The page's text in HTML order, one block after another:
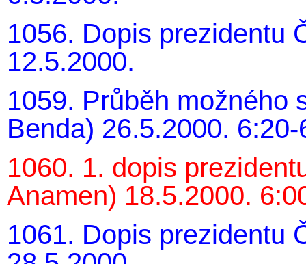
1056. Dopis prezidentu
12.5.2000.
1059. Průběh možného
Benda) 26.5.2000.
1060. 1. dopis
Anamen) 18.5.2000.
1061. Dopis prezidentu